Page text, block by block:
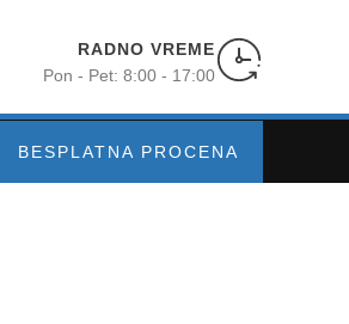
RADNO VREME
Pon - Pet: 8:00 - 17:00
BESPLATNA PROCENA